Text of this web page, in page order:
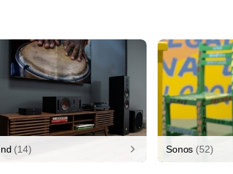
(14) Sonos (52)